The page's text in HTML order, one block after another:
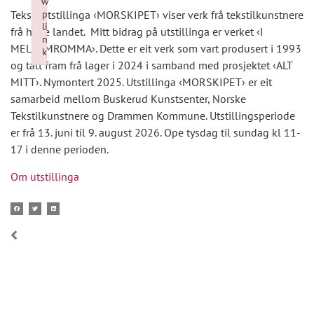
Tekstilutstillinga ‹MORSKIPET› viser verk frå tekstilkunstnere
frå heile landet. Mitt bidrag på utstillinga er verket ‹I
MELLOMROMMA›. Dette er eit verk som vart produsert i 1993
og tatt fram frå lager i 2024 i samband med prosjektet ‹ALT
MITT›. Nymontert 2025. Utstillinga ‹MORSKIPET› er eit
samarbeid mellom Buskerud Kunstsenter, Norske
Tekstilkunstnere og Drammen Kommune. Utstillingsperiode
er frå 13. juni til 9. august 2026. Ope tysdag til sundag kl 11-
17 i denne perioden.
Om utstillinga
p
li
n
k
Failed to initialize plugin: wplink